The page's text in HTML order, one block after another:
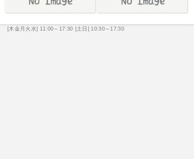
[木金月火水] 11:00～17:30 [土日] 10:30～17:30